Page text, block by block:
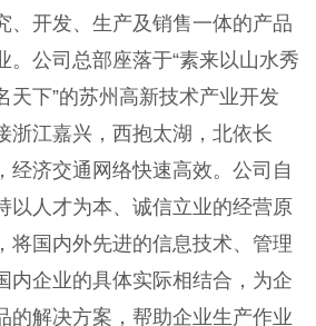
、开发、生产及销售一体的产品
。公司总部座落于“素来以山水秀
天下”的苏州高新技术产业开发
浙江嘉兴，西抱太湖，北依长
经济交通网络快速高效。公司自
以人才为本、诚信立业的经营原
将国内外先进的信息技术、管理
内企业的具体实际相结合，为企
的解决方案，帮助企业生产作业